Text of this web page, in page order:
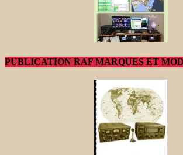
PUBLICATION RAF MARQUES ET